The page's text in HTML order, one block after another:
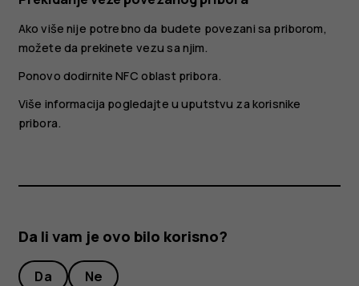
Ako više nije potrebno da budete povezani sa priborom,
možete da prekinete vezu sa njim.
Ponovo dodirnite NFC oblast pribora.
Više informacija pogledajte u uputstvu za korisnike
pribora.
Da li vam je ovo bilo korisno?
Da Ne